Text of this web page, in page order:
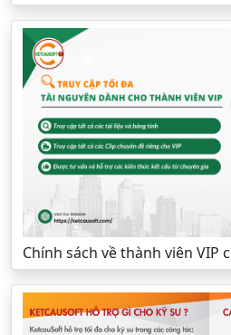
Chính sách về thành viên VIP